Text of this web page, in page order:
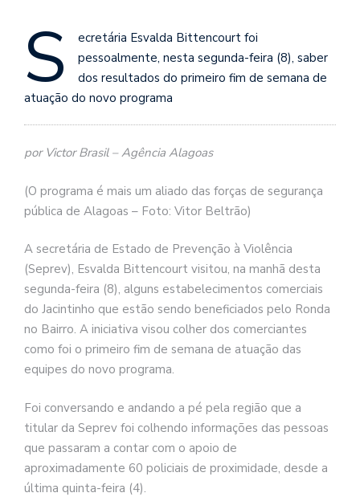
S
ecretária Esvalda Bittencourt foi
pessoalmente, nesta segunda-feira (8), saber
dos resultados do primeiro fim de semana de
atuação do novo programa
por Victor Brasil – Agência Alagoas
(O programa é mais um aliado das forças de segurança
pública de Alagoas – Foto: Vitor Beltrão)
A secretária de Estado de Prevenção à Violência
(Seprev), Esvalda Bittencourt visitou, na manhã desta
segunda-feira (8), alguns estabelecimentos comerciais
do Jacintinho que estão sendo beneficiados pelo Ronda
no Bairro. A iniciativa visou colher dos comerciantes
como foi o primeiro fim de semana de atuação das
equipes do novo programa.
Foi conversando e andando a pé pela região que a
titular da Seprev foi colhendo informações das pessoas
que passaram a contar com o apoio de
aproximadamente 60 policiais de proximidade, desde a
última quinta-feira (4).